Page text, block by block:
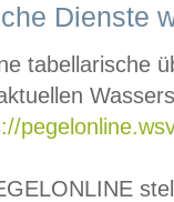
Dienste
tabellarische